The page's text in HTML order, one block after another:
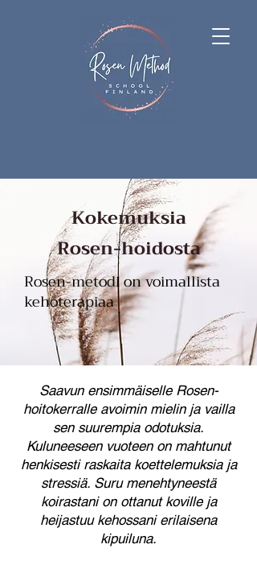
Kokemuksia
Rosen-hoidosta
Rosen-metodi on voimallista
kehoterapiaa
Saavun ensimmäiselle Rosen-
hoitokerralle avoimin mielin ja vailla
sen suurempia odotuksia.
Kuluneeseen vuoteen on mahtunut
henkisesti raskaita koettelemuksia ja
stressiä. Suru menehtyneestä
koirastani on ottanut koville ja
heijastuu kehossani erilaisena
kipuiluna.